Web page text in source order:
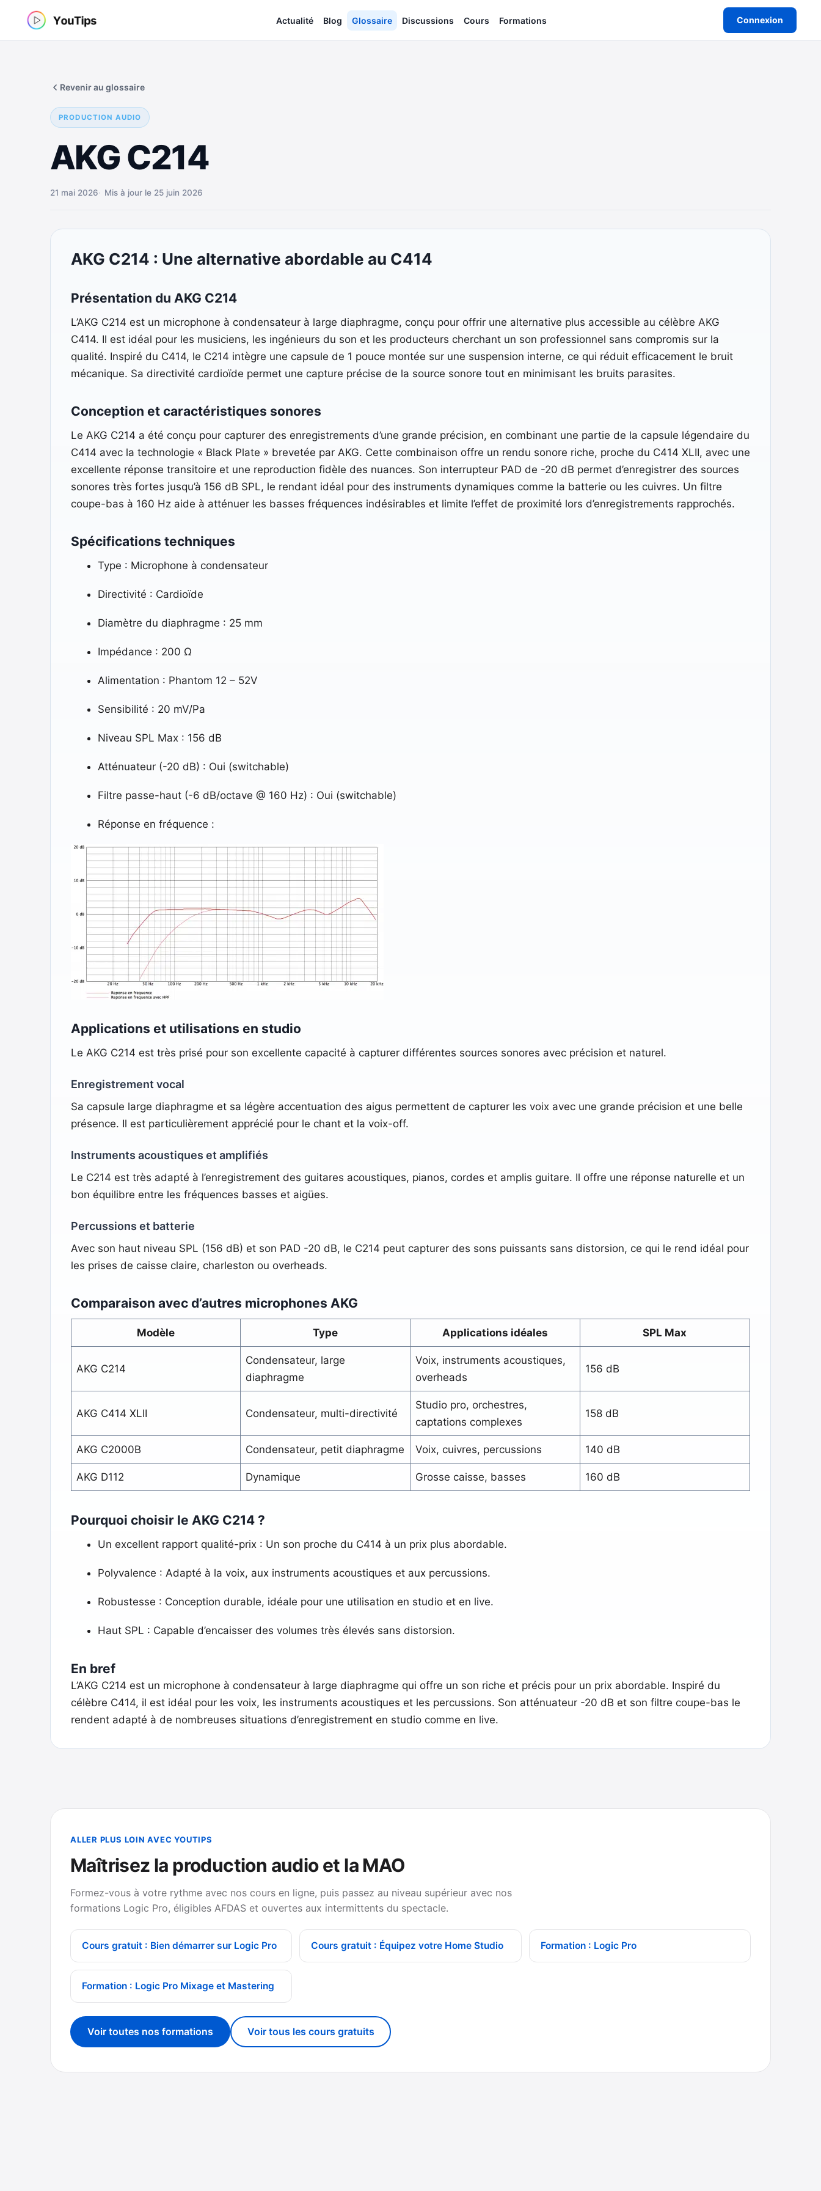
Actualité Blog Glossaire Discussions Cours Formations Connexion
PRODUCTION AUDIO
AKG C214
Revenir au glossaire
21 mai 2026 Mis à jour le 25 juin 2026
AKG C214 : Une alternative abordable au C414
Présentation du AKG C214
L’AKG C214 est un microphone à condensateur à large diaphragme, conçu pour offrir une alternative plus accessible au célèbre AKG
C414. Il est idéal pour les musiciens, les ingénieurs du son et les producteurs cherchant un son professionnel sans compromis sur la
qualité. Inspiré du C414, le C214 intègre une capsule de 1 pouce montée sur une suspension interne, ce qui réduit efficacement le bruit
mécanique. Sa directivité cardioïde permet une capture précise de la source sonore tout en minimisant les bruits parasites.
Conception et caractéristiques sonores
Le AKG C214 a été conçu pour capturer des enregistrements d’une grande précision, en combinant une partie de la capsule légendaire du
C414 avec la technologie « Black Plate » brevetée par AKG. Cette combinaison offre un rendu sonore riche, proche du C414 XLII, avec une
excellente réponse transitoire et une reproduction fidèle des nuances. Son interrupteur PAD de -20 dB permet d’enregistrer des sources
sonores très fortes jusqu’à 156 dB SPL, le rendant idéal pour des instruments dynamiques comme la batterie ou les cuivres. Un filtre
coupe-bas à 160 Hz aide à atténuer les basses fréquences indésirables et limite l’effet de proximité lors d’enregistrements rapprochés.
Spécifications techniques
Type : Microphone à condensateur
Directivité : Cardioïde
Diamètre du diaphragme : 25 mm
Impédance : 200 Ω
Alimentation : Phantom 12 – 52V
Sensibilité : 20 mV/Pa
Niveau SPL Max : 156 dB
Atténuateur (-20 dB) : Oui (switchable)
Filtre passe-haut (-6 dB/octave @ 160 Hz) : Oui (switchable)
Réponse en fréquence :
Applications et utilisations en studio
Le AKG C214 est très prisé pour son excellente capacité à capturer différentes sources sonores avec précision et naturel.
Enregistrement vocal
Sa capsule large diaphragme et sa légère accentuation des aigus permettent de capturer les voix avec une grande précision et une belle
présence. Il est particulièrement apprécié pour le chant et la voix-off.
Instruments acoustiques et amplifiés
Le C214 est très adapté à l’enregistrement des guitares acoustiques, pianos, cordes et amplis guitare. Il offre une réponse naturelle et un
bon équilibre entre les fréquences basses et aigües.
Percussions et batterie
Avec son haut niveau SPL (156 dB) et son PAD -20 dB, le C214 peut capturer des sons puissants sans distorsion, ce qui le rend idéal pour
les prises de caisse claire, charleston ou overheads.
Comparaison avec d’autres microphones AKG
Modèle Type Applications idéales SPL Max
AKG C214
Condensateur, large
diaphragme
Voix, instruments acoustiques,
overheads
156 dB
AKG C414 XLII Condensateur, multi-directivité
Studio pro, orchestres,
captations complexes
158 dB
AKG C2000B Condensateur, petit diaphragme Voix, cuivres, percussions 140 dB
AKG D112 Dynamique Grosse caisse, basses 160 dB
Pourquoi choisir le AKG C214 ?
Un excellent rapport qualité-prix : Un son proche du C414 à un prix plus abordable.
Polyvalence : Adapté à la voix, aux instruments acoustiques et aux percussions.
Robustesse : Conception durable, idéale pour une utilisation en studio et en live.
Haut SPL : Capable d’encaisser des volumes très élevés sans distorsion.
En bref
L’AKG C214 est un microphone à condensateur à large diaphragme qui offre un son riche et précis pour un prix abordable. Inspiré du
célèbre C414, il est idéal pour les voix, les instruments acoustiques et les percussions. Son atténuateur -20 dB et son filtre coupe-bas le
rendent adapté à de nombreuses situations d’enregistrement en studio comme en live.
ALLER PLUS LOIN AVEC YOUTIPS
Maîtrisez la production audio et la MAO
Formez-vous à votre rythme avec nos cours en ligne, puis passez au niveau supérieur avec nos
formations Logic Pro, éligibles AFDAS et ouvertes aux intermittents du spectacle.
Cours gratuit : Bien démarrer sur Logic Pro Cours gratuit : Équipez votre Home Studio Formation : Logic Pro
Formation : Logic Pro Mixage et Mastering
Voir toutes nos formations Voir tous les cours gratuits